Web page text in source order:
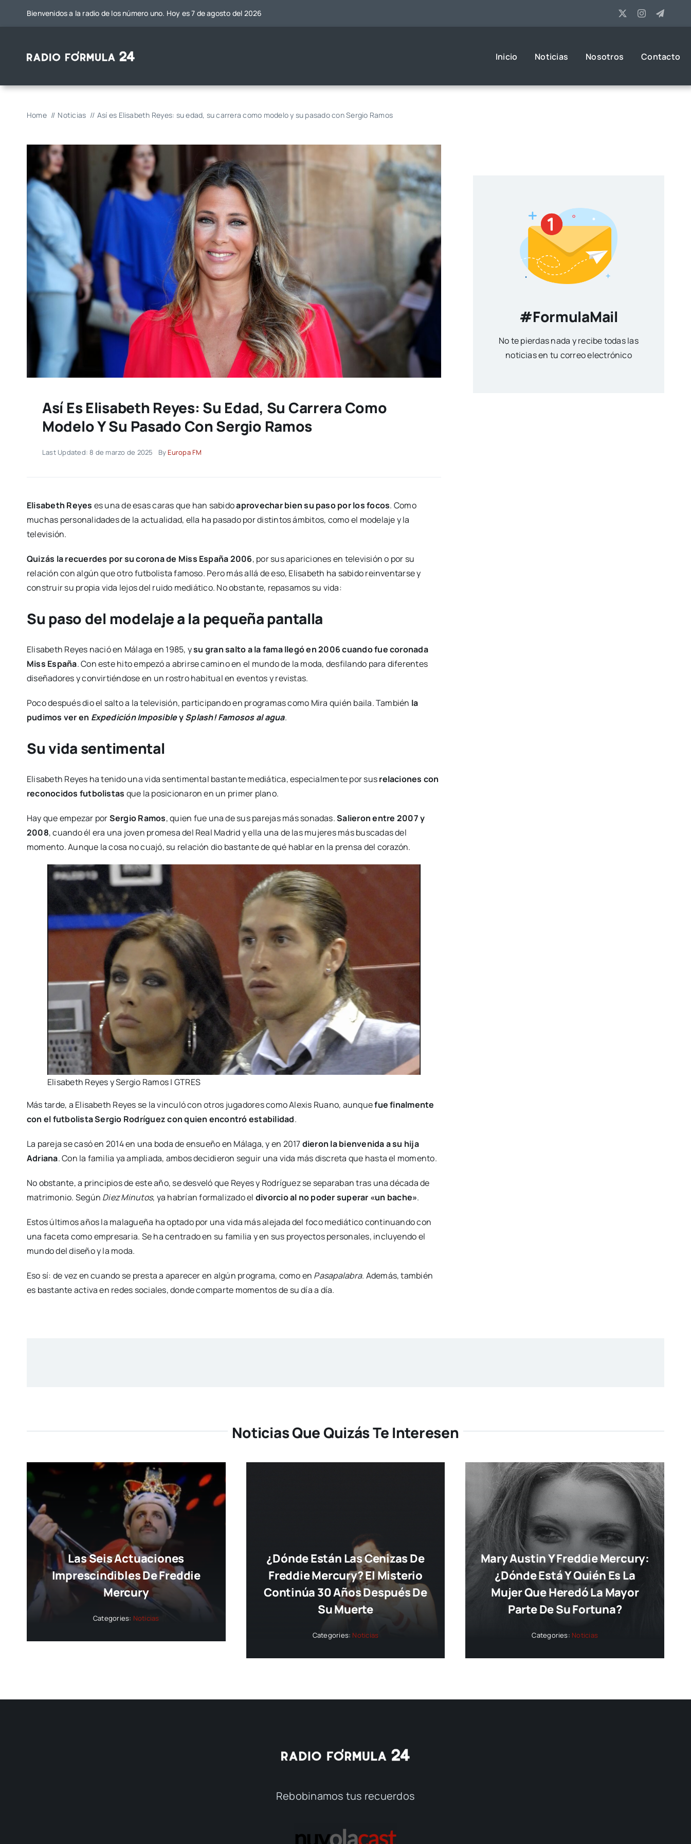
Bienvenidos a la radio de los número uno. Hoy es 7 de agosto del 2026
Inicio Noticias Nosotros Contacto
Home Noticias Así es Elisabeth Reyes: su edad, su carrera como modelo y su pasado con Sergio Ramos
Así Es Elisabeth Reyes: Su Edad, Su Carrera Como
Modelo Y Su Pasado Con Sergio Ramos
Last Updated: 8 de marzo de 2025 By Europa FM
Elisabeth Reyes es una de esas caras que han sabidoaprovechar bien su paso por los focos. Como
muchas personalidades de la actualidad, ella ha pasado por distintos ámbitos, como el modelaje y la
televisión.
Quizás la recuerdes por su corona de Miss España 2006, por sus apariciones en televisión o por su
relación con algún que otro futbolista famoso. Pero más allá de eso, Elisabeth ha sabido reinventarse y
construir su propia vida lejos del ruido mediático. No obstante, repasamos su vida:
Su paso del modelaje a la pequeña pantalla
Elisabeth Reyes nació en Málaga en 1985, ysu gran salto a la fama llegó en 2006 cuando fue coronada
Miss España. Con este hito empezó a abrirse camino en el mundo de la moda, desfilando para diferentes
diseñadores y convirtiéndose en un rostro habitual en eventos y revistas.
Poco después dio el salto a la televisión, participando en programas como Mira quién baila. También la
pudimos ver en Expedición ImposibleySplash! Famosos al agua.
Su vida sentimental
Elisabeth Reyes ha tenido una vida sentimental bastante mediática, especialmente por susrelaciones con
reconocidos futbolistas que la posicionaron en un primer plano.
Hay que empezar porSergio Ramos, quien fue una de sus parejas más sonadas.Salieron entre 2007 y
2008, cuando él era una joven promesa del Real Madrid y ella una de las mujeres más buscadas del
momento. Aunque la cosa no cuajó, su relación dio bastante de qué hablar en la prensa del corazón.
Elisabeth Reyes y Sergio Ramos | GTRES
Más tarde, a Elisabeth Reyes se la vinculó con otros jugadores como Alexis Ruano, aunquefue finalmente
con el futbolista Sergio Rodríguez con quien encontró estabilidad.
La pareja se casó en 2014 en una boda de ensueño en Málaga, y en 2017dieron la bienvenida a su hija
Adriana. Con la familia ya ampliada, ambos decidieron seguir una vida más discreta que hasta el momento.
No obstante, a principios de este año, se desveló que Reyes y Rodríguez se separaban tras una década de
matrimonio. Según Diez Minutos, ya habrían formalizado el divorcio al no poder superar «un bache».
Estos últimos años la malagueña ha optado por una vida más alejada del foco mediático continuando con
una faceta como empresaria. Se ha centrado en su familia y en sus proyectos personales, incluyendo el
mundo del diseño y la moda.
Eso sí: de vez en cuando se presta a aparecer en algún programa, como en Pasapalabra. Además, también
es bastante activa en redes sociales, donde comparte momentos de su día a día.
#FormulaMail
No te pierdas nada y recibe todas las
noticias en tu correo electrónico
Noticias Que Quizás Te Interesen
Las Seis Actuaciones
Imprescindibles De Freddie
Mercury
Categories: Noticias
¿Dónde Están Las Cenizas De
Freddie Mercury? El Misterio
Continúa 30 Años Después De
Su Muerte
Categories: Noticias
Mary Austin Y Freddie Mercury:
¿dónde Está Y Quién Es La
Mujer Que Heredó La Mayor
Parte De Su Fortuna?
Categories: Noticias
Rebobinamos tus recuerdos